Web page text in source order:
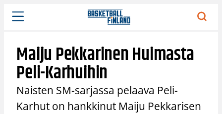
Siirry
sisältöön
Maiju Pekkarinen Huimasta
Peli-Karhuihin
Naisten SM-sarjassa pelaava Peli-
Karhut on hankkinut Maiju Pekkarisen